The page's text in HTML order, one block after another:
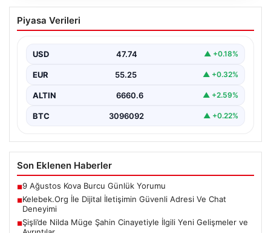
Kelebek.Org İle Dijital İletişimin Güvenli
Adresi Ve Chat Deneyimi
sağlaması büyük bir önem barındırmaktadır.
Günümüzde birçok…
Piyasa Verileri
USD 47.74 ▲ +0.18%
EUR 55.25 ▲ +0.32%
ALTIN 6660.6 ▲ +2.59%
BTC 3096092 ▲ +0.22%
Son Eklenen Haberler
■9 Ağustos Kova Burcu Günlük Yorumu
■Kelebek.Org İle Dijital İletişimin Güvenli Adresi Ve Chat
Deneyimi
■Şişli’de Nilda Müge Şahin Cinayetiyle İlgili Yeni Gelişmeler ve